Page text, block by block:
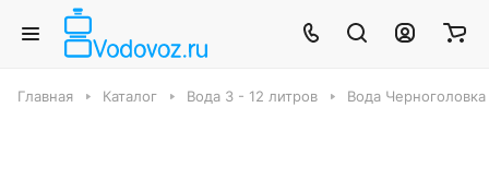
Главная Каталог Вода 3 - 12 литров Вода